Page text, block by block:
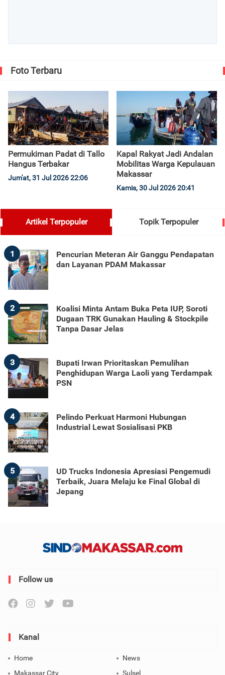
Foto Terbaru
Permukiman Padat di Tallo
Hangus Terbakar
Jum'at, 31 Jul 2026 22:06
Kapal Rakyat Jadi Andalan
Mobilitas Warga Kepulauan
Makassar
Kamis, 30 Jul 2026 20:41
Artikel Terpopuler Topik Terpopuler
1
Pencurian Meteran Air Ganggu Pendapatan
dan Layanan PDAM Makassar
2
Koalisi Minta Antam Buka Peta IUP, Soroti
Dugaan TRK Gunakan Hauling & Stockpile
Tanpa Dasar Jelas
3
Bupati Irwan Prioritaskan Pemulihan
Penghidupan Warga Laoli yang Terdampak
PSN
4
Pelindo Perkuat Harmoni Hubungan
Industrial Lewat Sosialisasi PKB
5
UD Trucks Indonesia Apresiasi Pengemudi
Terbaik, Juara Melaju ke Final Global di
Jepang
Follow us
Kanal
Home
News
Makassar City
Sulsel